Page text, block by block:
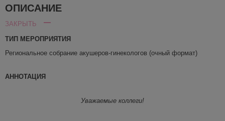
ОПИСАНИЕ
ЗАКРЫТЬ
ТИП МЕРОПРИЯТИЯ
Региональное собрание акушеров-гинекологов (очный формат)
АННОТАЦИЯ
Уважаемые коллеги!